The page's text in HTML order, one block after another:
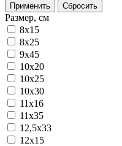
Применить Сбросить
Размер, см
8x15
8х25
9х45
10x20
10x25
10x30
11x16
11х35
12,5х33
12x15